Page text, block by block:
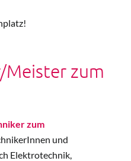
Meister zum
zum
und
Elektrotechnik,